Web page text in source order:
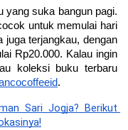
yang suka bangun pagi.
untuk memulai hari
juga terjangkau, dengan
Rp20.000. Kalau ingin
koleksi buku terbaru
.
Sari Jogja? Berikut